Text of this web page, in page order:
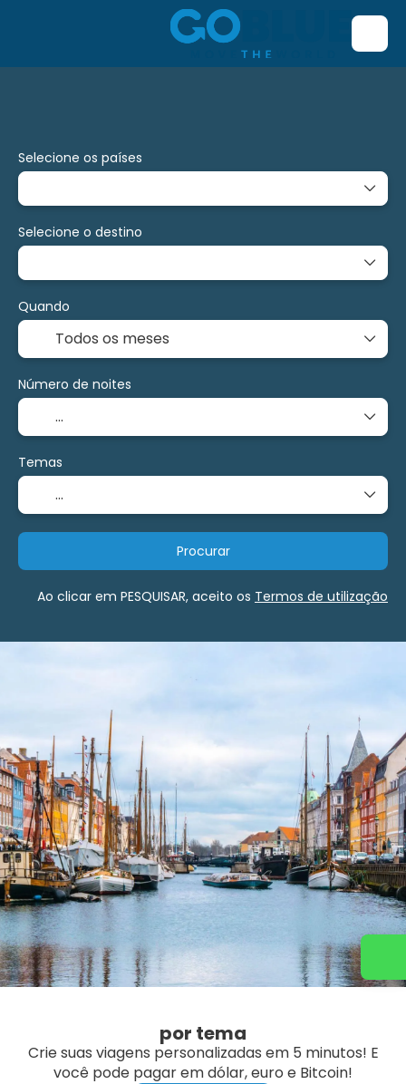
Selecione os países
Selecione o destino
Quando
Número de noites
Temas
Procurar
Ao clicar em PESQUISAR, aceito os Termos de utilização
por tema
Crie suas viagens personalizadas em 5 minutos! E
você pode pagar em dólar, euro e Bitcoin!
Entre em contato conosco